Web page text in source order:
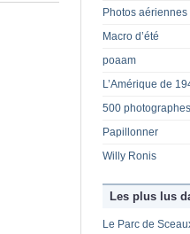
Photos aériennes
Macro d’été
poaam
L’Amérique de
500 photographes
Papillonner
Willy Ronis
Les plus lus
Le Parc de